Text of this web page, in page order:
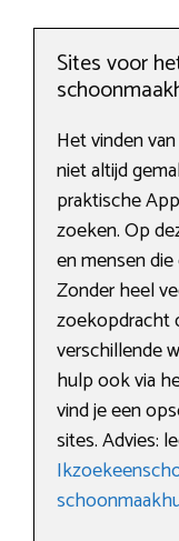
Sites voor
Het vinden
niet altijd
praktische
zoeken. Op
en mensen
Zonder heel
zoekopdracht
verschillende
hulp ook via
vind je een
sites. Advies: